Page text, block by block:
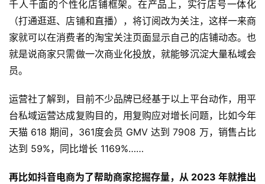
千人千面的个性化店铺框架。在产品上，实行店号一体化
（打通逛逛、店铺和直播），将订阅改为关注，这样一来商
家就可以在消费者的淘宝关注页面显示自己的店铺动态。也
就是说商家只需做一次商业化投放，就能够沉淀大量私域会
员。
运营社了解到，目前不少品牌已经基于以上平台动作，用平
台私域运营达成复购目的，用复购应对增长问题，比如今年
天猫 618 期间，361度会员 GMV 达到 7908 万，销售占比
达到 59%，同比增长 1169%……
再比如抖音电商为了帮助商家挖掘存量，从 2023 年就推出